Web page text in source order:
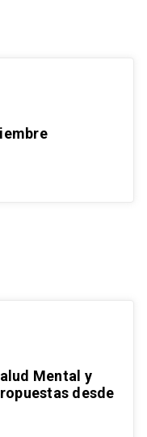
Mental y
desde